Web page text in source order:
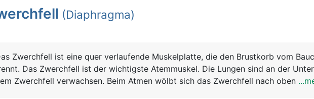
(Diaphragma)
Zwerchfell ist eine quer verlaufende Muskelplatte, die den Brustkorb vom
Das Zwerchfell ist der wichtigste Atemmuskel. Die Lungen sind an der
Zwerchfell verwachsen. Beim Atmen wölbt sich das Zwerchfell nach oben